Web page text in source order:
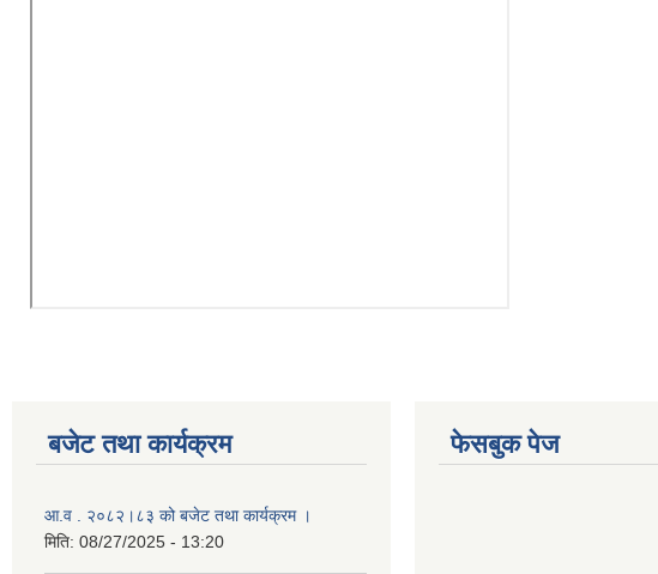
बजेट तथा कार्यक्रम
आ.व . २०८२।८३ को बजेट तथा कार्यक्रम ।
मिति: 08/27/2025 - 13:20
फेसबुक पेज